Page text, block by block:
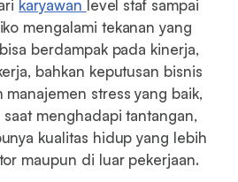
karyawan level staf sampai
mengalami tekanan yang
berdampak pada kinerja,
bahkan keputusan bisnis
stress yang baik,
menghadapi tantangan,
kualitas hidup yang lebih
maupun di luar pekerjaan.